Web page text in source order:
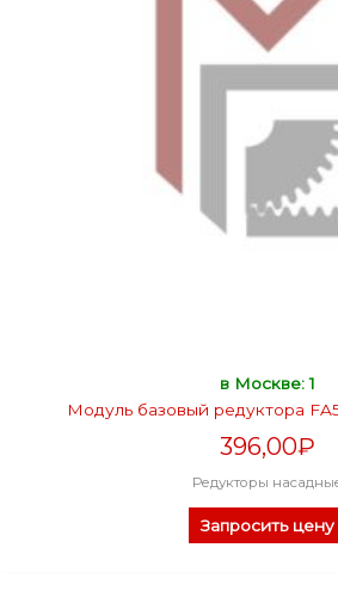
в Москве: 1
Модуль базовый редуктора
396,00₽
Редукторы
Запросить цену